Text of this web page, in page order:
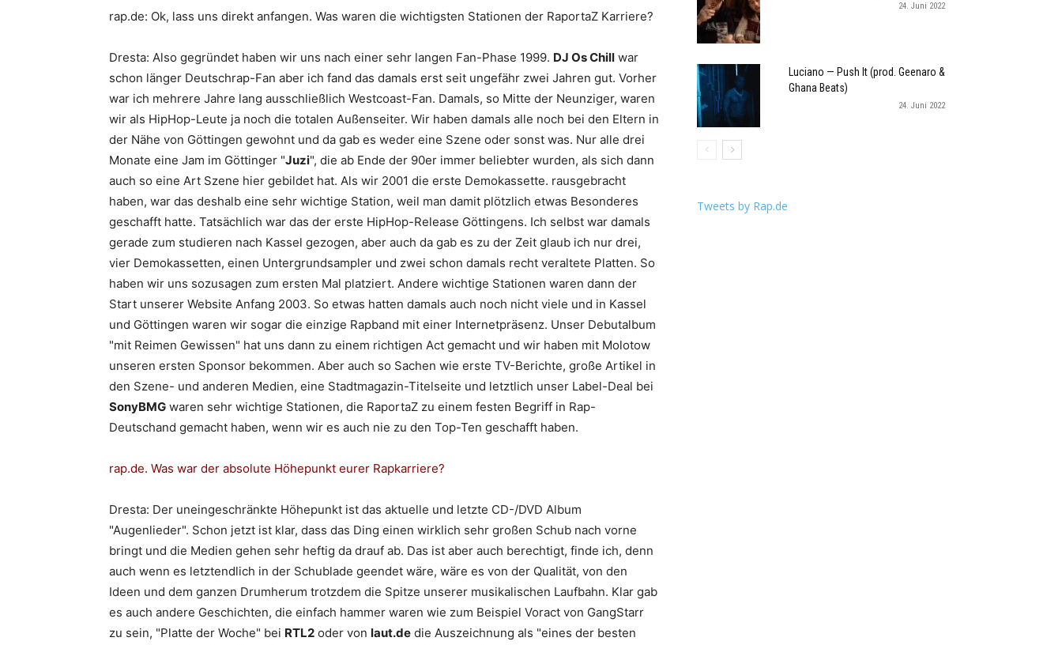
rap.de: Ok, lass uns direkt anfangen. Was waren die wichtigsten Stationen der RaportaZ Karriere?
Dresta: Also gegründet haben wir uns nach einer sehr langen Fan-Phase 1999. DJ Os Chill war
schon länger Deutschrap-Fan aber ich fand das damals erst seit ungefähr zwei Jahren gut. Vorher
war ich mehrere Jahre lang ausschließlich Westcoast-Fan. Damals, so Mitte der Neunziger, waren
wir als HipHop-Leute ja noch die totalen Außenseiter. Wir haben damals alle noch bei den Eltern in
der Nähe von Göttingen gewohnt und da gab es weder eine Szene oder sonst was. Nur alle drei
Monate eine Jam im Göttinger "Juzi", die ab Ende der 90er immer beliebter wurden, als sich dann
auch so eine Art Szene hier gebildet hat. Als wir 2001 die erste Demokassette. rausgebracht
haben, war das deshalb eine sehr wichtige Station, weil man damit plötzlich etwas Besonderes
geschafft hatte. Tatsächlich war das der erste HipHop-Release Göttingens. Ich selbst war damals
gerade zum studieren nach Kassel gezogen, aber auch da gab es zu der Zeit glaub ich nur drei,
vier Demokassetten, einen Untergrundsampler und zwei schon damals recht veraltete Platten. So
haben wir uns sozusagen zum ersten Mal platziert. Andere wichtige Stationen waren dann der
Start unserer Website Anfang 2003. So etwas hatten damals auch noch nicht viele und in Kassel
und Göttingen waren wir sogar die einzige Rapband mit einer Internetpräsenz. Unser Debutalbum
"mit Reimen Gewissen" hat uns dann zu einem richtigen Act gemacht und wir haben mit Molotow
unseren ersten Sponsor bekommen. Aber auch so Sachen wie erste TV-Berichte, große Artikel in
den Szene- und anderen Medien, eine Stadtmagazin-Titelseite und letztlich unser Label-Deal bei
SonyBMG waren sehr wichtige Stationen, die RaportaZ zu einem festen Begriff in Rap-
Deutschand gemacht haben, wenn wir es auch nie zu den Top-Ten geschafft haben.
rap.de. Was war der absolute Höhepunkt eurer Rapkarriere?
Dresta: Der uneingeschränkte Höhepunkt ist das aktuelle und letzte CD-/DVD Album
"Augenlieder". Schon jetzt ist klar, dass das Ding einen wirklich sehr großen Schub nach vorne
bringt und die Medien gehen sehr heftig da drauf ab. Das ist aber auch berechtigt, finde ich, denn
auch wenn es letztendlich in der Schublade geendet wäre, wäre es von der Qualität, von den
Ideen und dem ganzen Drumherum trotzdem die Spitze unserer musikalischen Laufbahn. Klar gab
es auch andere Geschichten, die einfach hammer waren wie zum Beispiel Voract von GangStarr
zu sein, "Platte der Woche" bei RTL2 oder von laut.de die Auszeichnung als "eines der besten
24. Juni 2022
Luciano — Push It (prod. Geenaro &
Ghana Beats)
24. Juni 2022
Tweets by Rap.de